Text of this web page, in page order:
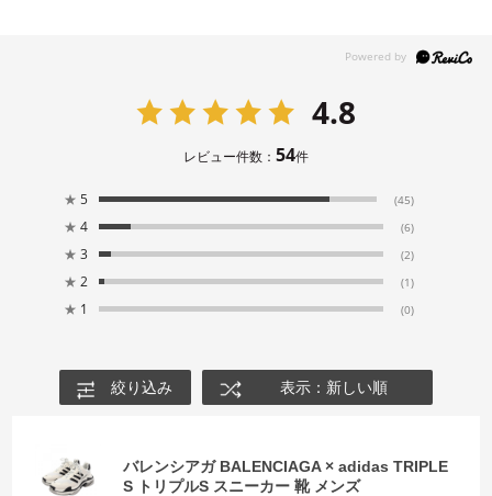
4.8
レビュー件数： 54件
★ 5 (45)
★ 4 (6)
★ 3 (2)
★ 2 (1)
★ 1 (0)
絞り込み 表示：新しい順
バレンシアガ BALENCIAGA × adidas TRIPLE
S トリプルS スニーカー 靴 メンズ